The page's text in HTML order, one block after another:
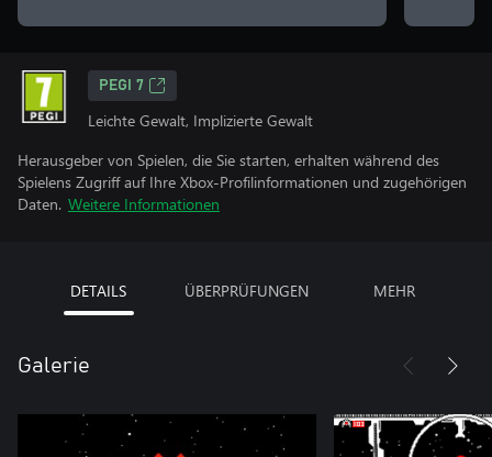
PEGI 7
Leichte Gewalt, Implizierte Gewalt
Herausgeber von Spielen, die Sie starten, erhalten während des
Spielens Zugriff auf Ihre Xbox-Profilinformationen und zugehörigen
Daten. Weitere Informationen
DETAILS ÜBERPRÜFUNGEN MEHR
Galerie